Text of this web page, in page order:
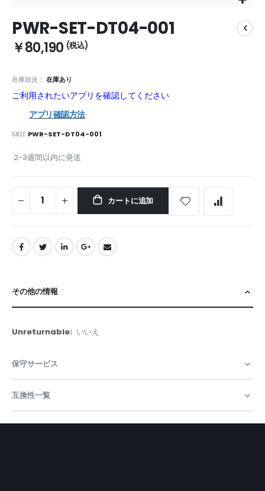
to
the
beginning
the
gallery
PWR-SET-DT04-001
￥80,190
在庫狀況： 在庫あり
ご利用されたいアプリを確認してください
アプリ確認方法
SKU PWR-SET-DT04-001
2-3週間以内に発送
カートに追加
その他の情報
そ
の
情
報
いいえ
保守サービス
互換性一覧